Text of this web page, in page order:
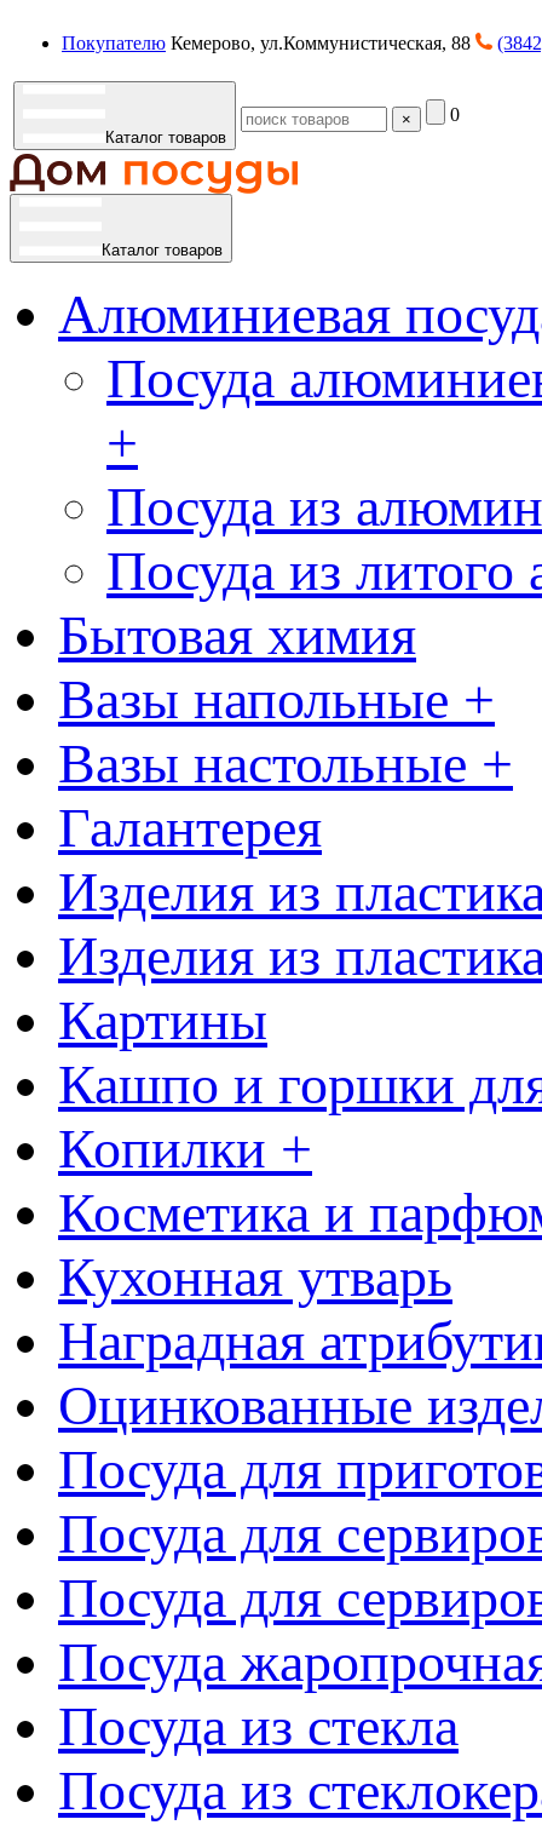
Покупателю Кемерово, ул.Коммунистическая, 88
Каталог товаров
× 0
Каталог товаров
Алюминиевая
Посуда
+
Посуда из
Посуда из
Бытовая химия
Вазы напольные +
Вазы настольные +
Галантерея
Изделия из
Изделия из
Картины
Кашпо и горшки
Копилки +
Косметика и
Кухонная утварь
Наградная
Оцинкованные
Посуда для
Посуда для
Посуда для
Посуда
Посуда из стекла
Посуда из